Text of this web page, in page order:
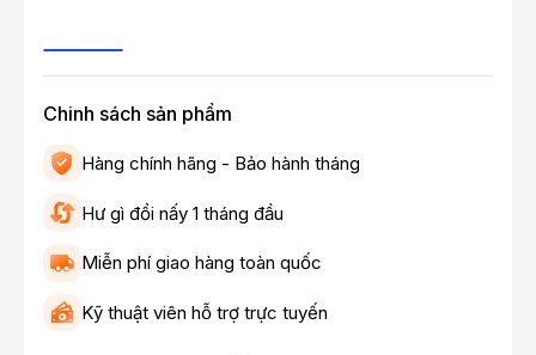
Chinh sách sản phẩm
Hàng chính hãng - Bảo hành tháng
Hư gì đổi nấy 1 tháng đầu
Miễn phí giao hàng toàn quốc
Kỹ thuật viên hỗ trợ trực tuyến